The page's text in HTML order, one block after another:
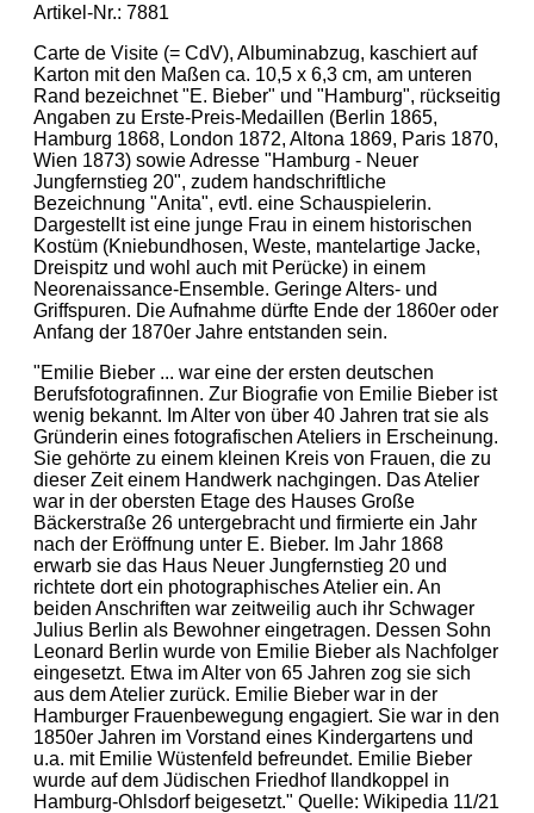
Artikel-Nr.: 7881
Carte de Visite (= CdV), Albuminabzug, kaschiert auf
Karton mit den Maßen ca. 10,5 x 6,3 cm, am unteren
Rand bezeichnet "E. Bieber" und "Hamburg", rückseitig
Angaben zu Erste-Preis-Medaillen (Berlin 1865,
Hamburg 1868, London 1872, Altona 1869, Paris 1870,
Wien 1873) sowie Adresse "Hamburg - Neuer
Jungfernstieg 20", zudem handschriftliche
Bezeichnung "Anita", evtl. eine Schauspielerin.
Dargestellt ist eine junge Frau in einem historischen
Kostüm (Kniebundhosen, Weste, mantelartige Jacke,
Dreispitz und wohl auch mit Perücke) in einem
Neorenaissance-Ensemble. Geringe Alters- und
Griffspuren. Die Aufnahme dürfte Ende der 1860er oder
Anfang der 1870er Jahre entstanden sein.
"Emilie Bieber ... war eine der ersten deutschen
Berufsfotografinnen. Zur Biografie von Emilie Bieber ist
wenig bekannt. Im Alter von über 40 Jahren trat sie als
Gründerin eines fotografischen Ateliers in Erscheinung.
Sie gehörte zu einem kleinen Kreis von Frauen, die zu
dieser Zeit einem Handwerk nachgingen. Das Atelier
war in der obersten Etage des Hauses Große
Bäckerstraße 26 untergebracht und firmierte ein Jahr
nach der Eröffnung unter E. Bieber. Im Jahr 1868
erwarb sie das Haus Neuer Jungfernstieg 20 und
richtete dort ein photographisches Atelier ein. An
beiden Anschriften war zeitweilig auch ihr Schwager
Julius Berlin als Bewohner eingetragen. Dessen Sohn
Leonard Berlin wurde von Emilie Bieber als Nachfolger
eingesetzt. Etwa im Alter von 65 Jahren zog sie sich
aus dem Atelier zurück. Emilie Bieber war in der
Hamburger Frauenbewegung engagiert. Sie war in den
1850er Jahren im Vorstand eines Kindergartens und
u.a. mit Emilie Wüstenfeld befreundet. Emilie Bieber
wurde auf dem Jüdischen Friedhof Ilandkoppel in
Hamburg-Ohlsdorf beigesetzt." Quelle: Wikipedia 11/21